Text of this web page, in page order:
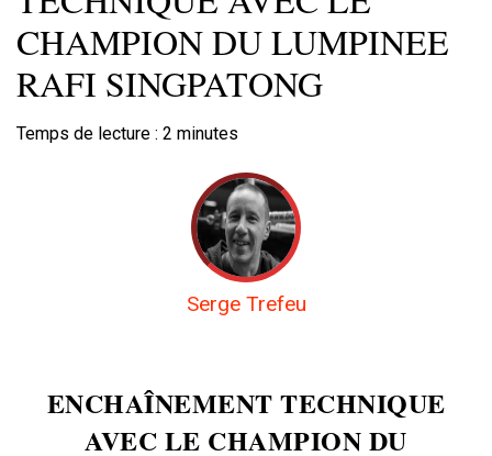
CHAMPION DU LUMPINEE
RAFI SINGPATONG
Temps de lecture : 2 minutes
Serge Trefeu
ENCHAÎNEMENT TECHNIQUE
AVEC LE CHAMPION DU